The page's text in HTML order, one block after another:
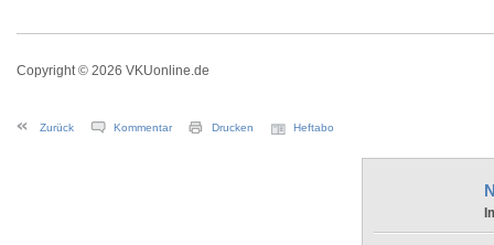
Copyright © 2026 VKUonline.de
Zurück Kommentar Drucken Heftabo